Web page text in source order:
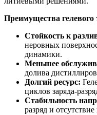
Преимущества гелевого
Стойкость к
неровных
динамики.
Меньшее
долива
Долгий ресурс:
циклов заряда-
Стабильность
разряд и